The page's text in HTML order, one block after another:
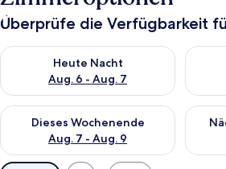
Überprüfe die Verfügbarkeit
Heute Nacht
Aug. 6 - Aug. 7
Überprüfe die Verfügbarkeit für heute
Dieses Wochenende
Aug. 7 - Aug. 9
Überprüfe die Verfügbarkeit für